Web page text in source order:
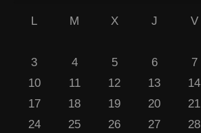
L M X J V
3
4 5 6 7
10
11 12 13 14
17
18 19 20 21
24
25 26 27 28